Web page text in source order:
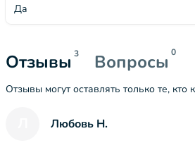
Да
Отзывы 3 Вопросы 0
Отзывы могут оставлять только те, кто
Любовь Н.